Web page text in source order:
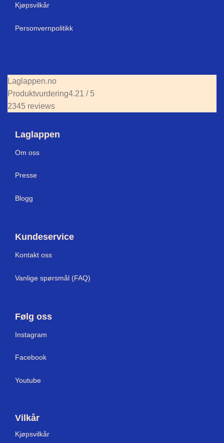
Kjøpsvilkår
Personvernpolitikk
Laglappen.no
Produktvurdering4.21 / 5
2345 reviews
Laglappen
Om oss
Presse
Blogg
Kundeservice
Kontakt oss
Vanlige spørsmål (FAQ)
Følg oss
Instagram
Facebook
Youtube
Vilkår
Kjøpsvilkår